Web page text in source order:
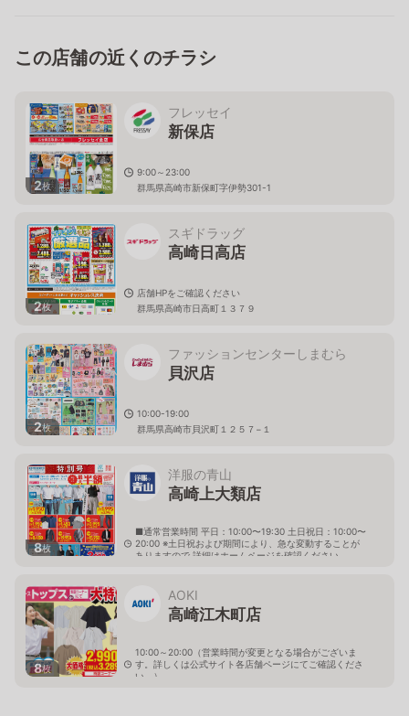
この店舗の近くのチラシ
2枚
フレッセイ
新保店
9:00～23:00
群馬県高崎市新保町字伊勢301-1
2枚
スギドラッグ
高崎日高店
店舗HPをご確認ください
群馬県高崎市日高町１３７９
2枚
ファッションセンターしまむら
貝沢店
10:00-19:00
群馬県高崎市貝沢町１２５７−１
8枚
洋服の青山
高崎上大類店
■通常営業時間 平日：10:00〜19:30 土日祝日：10:00〜
20:00 ※土日祝および期間により、急な変動することが
ありますので 詳細はホームページを確認ください
8枚
AOKI
高崎江木町店
10:00～20:00（営業時間が変更となる場合がございま
す。詳しくは公式サイト各店舗ページにてご確認くださ
い。）